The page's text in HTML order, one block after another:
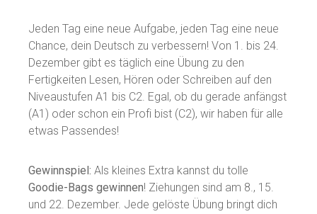
Jeden Tag eine neue Aufgabe, jeden Tag eine neue
Chance, dein Deutsch zu verbessern! Von 1. bis 24.
Dezember gibt es täglich eine Übung zu den
Fertigkeiten Lesen, Hören oder Schreiben auf den
Niveaustufen A1 bis C2. Egal, ob du gerade anfängst
(A1) oder schon ein Profi bist (C2), wir haben für alle
etwas Passendes!
Gewinnspiel: Als kleines Extra kannst du tolle
Goodie-Bags gewinnen! Ziehungen sind am 8., 15.
und 22. Dezember. Jede gelöste Übung bringt dich